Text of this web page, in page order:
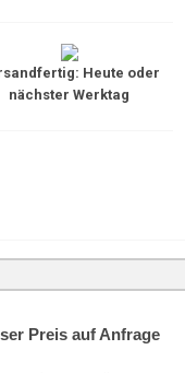
Heute oder
nächster Werktag
Preis auf Anfrage